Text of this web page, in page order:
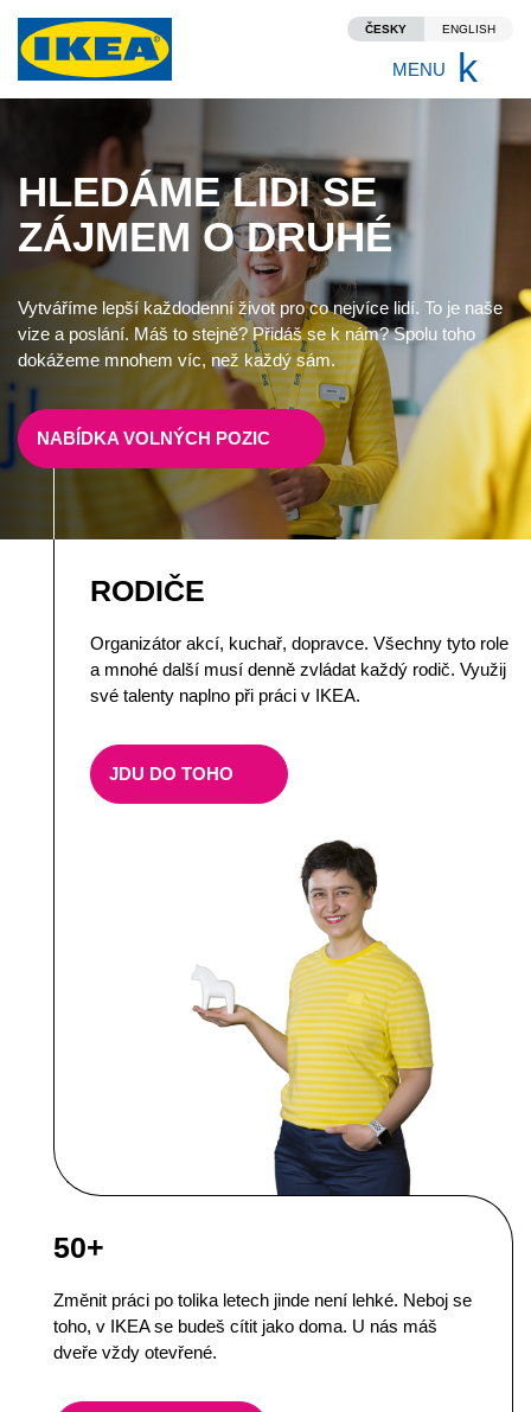
ČESKY ENGLISH
Vize, kultura a hodnoty
Benefity
Rozvoj v rámci IKEA
Přidej se k nám!
Volná místa
Jak vypadá proces výběru
Rodiče
OZP
MENU
HLEDÁME LIDI SE
ZÁJMEM O DRUHÉ
Vytváříme lepší každodenní život pro co nejvíce lidí. To je naše
vize a poslání. Máš to stejně? Přidáš se k nám? Spolu toho
dokážeme mnohem víc, než každý sám.
NABÍDKA VOLNÝCH POZIC
RODIČE
Organizátor akcí, kuchař, dopravce. Všechny tyto role
a mnohé další musí denně zvládat každý rodič. Využij
své talenty naplno při práci v IKEA.
JDU DO TOHO
50+
Změnit práci po tolika letech jinde není lehké. Neboj se
toho, v IKEA se budeš cítit jako doma. U nás máš
dveře vždy otevřené.